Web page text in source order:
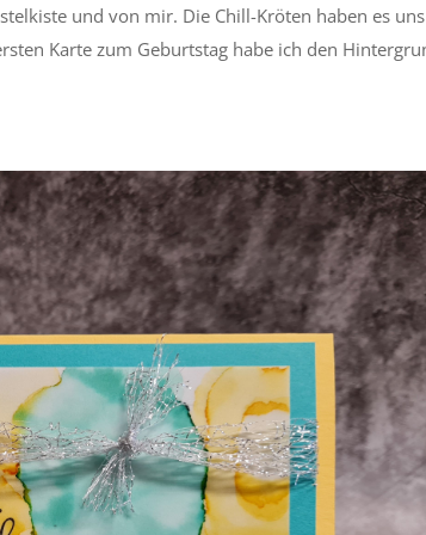
und von mir. Die Chill-Kröten haben es uns
Karte zum Geburtstag habe ich den